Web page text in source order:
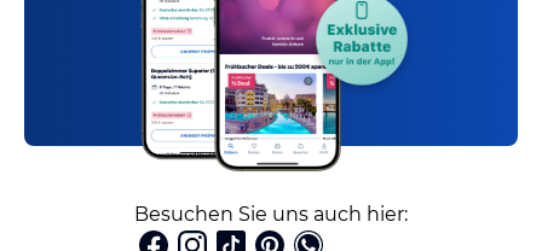
Besuchen Sie uns auch hier: